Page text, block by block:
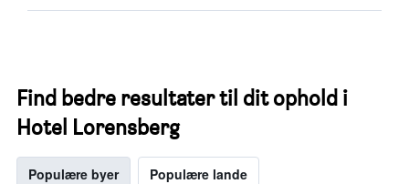
Find bedre resultater til dit ophold i
Hotel Lorensberg
Populære byer Populære lande